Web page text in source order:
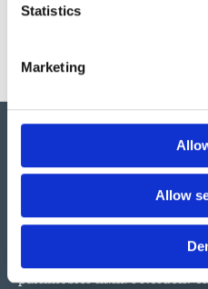
Statistics
Marketing
Allow
Vi har så mycket vi skulle
stora och lilla företag i
som i snart 50 år tillverkat
parkmöbler m.m. i Norden.